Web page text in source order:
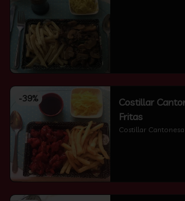
-39%
Costillar
Fritas
Costillar